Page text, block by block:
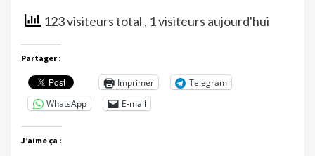
123 visiteurs total , 1 visiteurs aujourd'hui
Partager :
Imprimer
Telegram
WhatsApp
E-mail
J’aime ça :